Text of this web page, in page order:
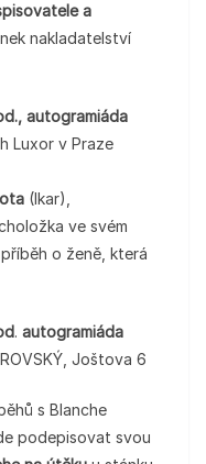
a
nakladatelství
autogramiáda
Luxor v Praze
(Ikar),
ve svém
o ženě, která
. autogramiáda
Joštova 6
s Blanche
podepisovat svou